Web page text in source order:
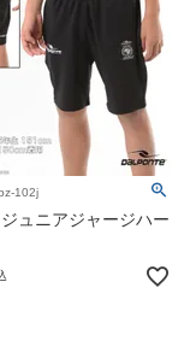
102j
ュニアジャージハー